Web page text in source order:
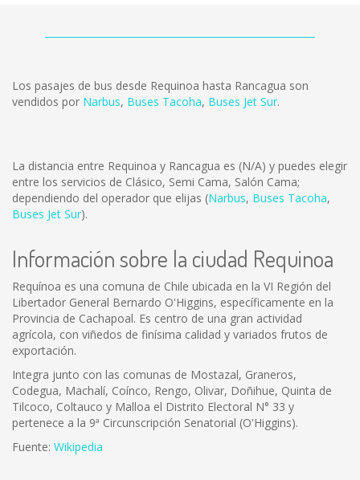
Los pasajes de bus desde Requinoa hasta Rancagua son
vendidos por Narbus, Buses Tacoha, Buses Jet Sur.
La distancia entre Requinoa y Rancagua es (N/A) y puedes elegir
entre los servicios de Clásico, Semi Cama, Salón Cama;
dependiendo del operador que elijas (Narbus, Buses Tacoha,
Buses Jet Sur).
Información sobre la ciudad Requinoa
Requínoa es una comuna de Chile ubicada en la VI Región del
Libertador General Bernardo O'Higgins, específicamente en la
Provincia de Cachapoal. Es centro de una gran actividad
agrícola, con viñedos de finísima calidad y variados frutos de
exportación.
Integra junto con las comunas de Mostazal, Graneros,
Codegua, Machalí, Coínco, Rengo, Olivar, Doñihue, Quinta de
Tilcoco, Coltauco y Malloa el Distrito Electoral N° 33 y
pertenece a la 9ª Circunscripción Senatorial (O'Higgins).
Fuente: Wikipedia